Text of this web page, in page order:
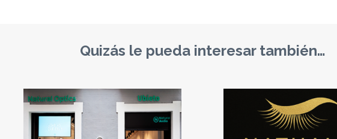
Quizás le pueda interesar también…